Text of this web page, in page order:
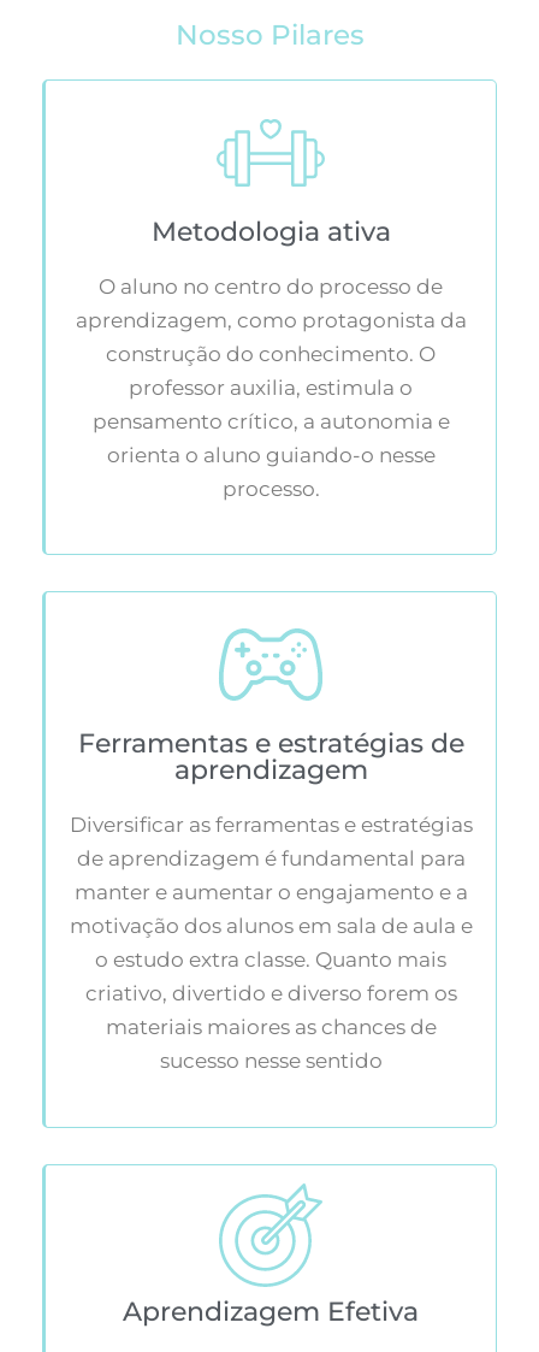
Nosso Pilares
Metodologia ativa
O aluno no centro do processo de
aprendizagem, como protagonista da
construção do conhecimento. O
professor auxilia, estimula o
pensamento crítico, a autonomia e
orienta o aluno guiando-o nesse
processo.
Ferramentas e estratégias de
aprendizagem
Diversificar as ferramentas e estratégias
de aprendizagem é fundamental para
manter e aumentar o engajamento e a
motivação dos alunos em sala de aula e
o estudo extra classe. Quanto mais
criativo, divertido e diverso forem os
materiais maiores as chances de
sucesso nesse sentido
Aprendizagem Efetiva